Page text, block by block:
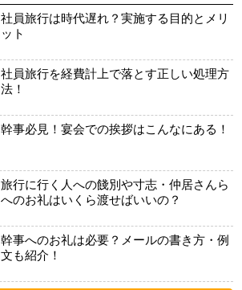
社員旅行は時代遅れ？実施する目的とメリ
ット
社員旅行を経費計上で落とす正しい処理方
法！
幹事必見！宴会での挨拶はこんなにある！
旅行に行く人への餞別や寸志・仲居さんら
へのお礼はいくら渡せばいいの？
幹事へのお礼は必要？メールの書き方・例
文も紹介！